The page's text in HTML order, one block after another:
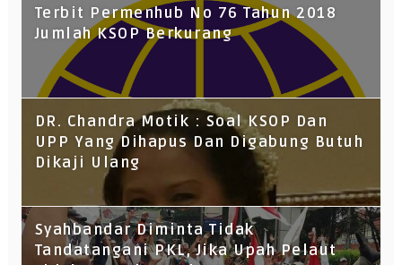
Terbit Permenhub No 76 Tahun 2018
Jumlah KSOP Berkurang
DR. Chandra Motik : Soal KSOP Dan
UPP Yang Dihapus Dan Digabung Butuh
Dikaji Ulang
Syahbandar Diminta Tidak
Tandatangani PKL, Jika Upah Pelaut